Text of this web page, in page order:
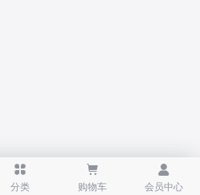

分类

购物车

会员中心